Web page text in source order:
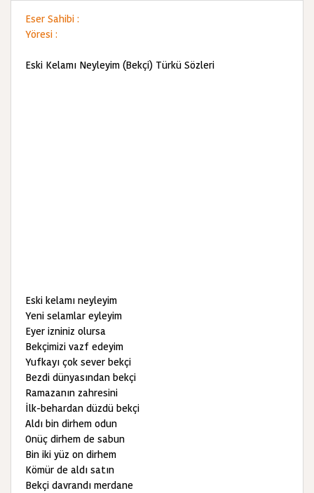
Eser Sahibi :
Yöresi :
Eski Kelamı Neyleyim (Bekçi) Türkü Sözleri
Eski kelamı neyleyim
Yeni selamlar eyleyim
Eyer izniniz olursa
Bekçimizi vazf edeyim
Yufkayı çok sever bekçi
Bezdi dünyasından bekçi
Ramazanın zahresini
İlk-behardan düzdü bekçi
Aldı bin dirhem odun
Onüç dirhem de sabun
Bin iki yüz on dirhem
Kömür de aldı satın
Bekçi davrandı merdane